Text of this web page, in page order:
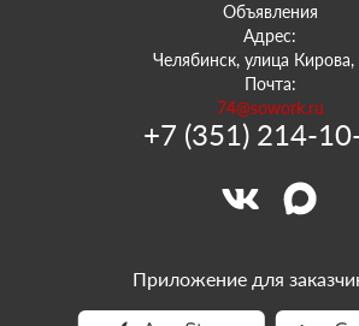
Объявления
Адрес:
Челябинск, улица Кирова,
Почта:
74@sowork.ru
+7 (351) 214-
Приложение для